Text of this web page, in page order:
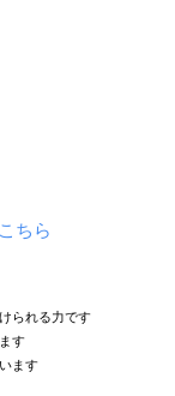
ちら
られる力です
す
ます